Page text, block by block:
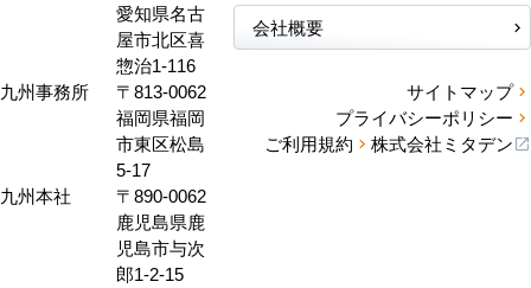
愛知県名古
屋市北区喜
惣治1-116
九州事務所
〒813-0062
福岡県福岡
市東区松島
5-17
九州本社
〒890-0062
鹿児島県鹿
児島市与次
郎1-2-15
会社概要
サイトマップ
プライバシーポリシー
ご利用規約
株式会社ミタデン